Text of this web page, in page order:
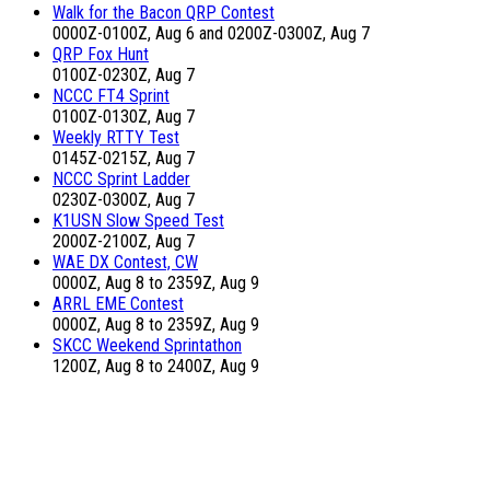
Walk for the Bacon QRP Contest
0000Z-0100Z, Aug 6 and 0200Z-0300Z, Aug 7
QRP Fox Hunt
0100Z-0230Z, Aug 7
NCCC FT4 Sprint
0100Z-0130Z, Aug 7
Weekly RTTY Test
0145Z-0215Z, Aug 7
NCCC Sprint Ladder
0230Z-0300Z, Aug 7
K1USN Slow Speed Test
2000Z-2100Z, Aug 7
WAE DX Contest, CW
0000Z, Aug 8 to 2359Z, Aug 9
ARRL EME Contest
0000Z, Aug 8 to 2359Z, Aug 9
SKCC Weekend Sprintathon
1200Z, Aug 8 to 2400Z, Aug 9